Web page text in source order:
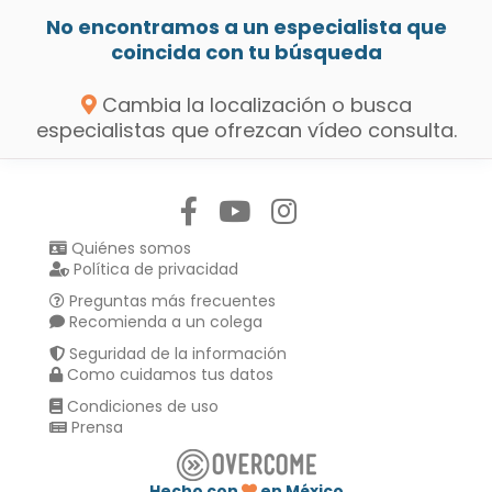
No encontramos a un especialista que
coincida con tu búsqueda
Cambia la localización o busca
especialistas que ofrezcan vídeo consulta.
Quiénes somos
Política de privacidad
Preguntas más frecuentes
Recomienda a un colega
Seguridad de la información
Como cuidamos tus datos
Condiciones de uso
Prensa